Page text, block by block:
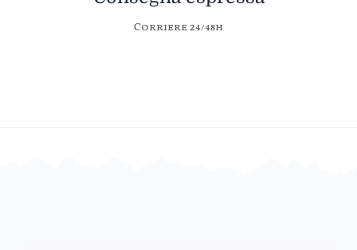
Corriere 24/48h